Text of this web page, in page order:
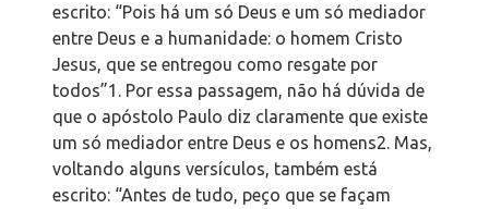
escrito: “Pois há um só Deus e um só mediador
entre Deus e a humanidade: o homem Cristo
Jesus, que se entregou como resgate por
todos”1 . Por essa passagem, não há dúvida de
que o apóstolo Paulo diz claramente que existe
um só mediador entre Deus e os homens2. Mas,
voltando alguns versículos, também está
escrito: “Antes de tudo, peço que se façam